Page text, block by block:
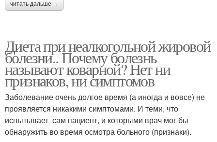
читать дальше →
Диета при неалкогольной жировой
болезни.. Почему болезнь
называют коварной? Нет ни
признаков, ни симптомов
Заболевание очень долгое время (а иногда и вовсе) не
проявляется никакими симптомами. И теми, что
испытывает сам пациент, и которыми врач мог бы
обнаружить во время осмотра больного (признаки).